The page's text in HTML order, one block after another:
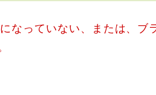
なっていない、または、